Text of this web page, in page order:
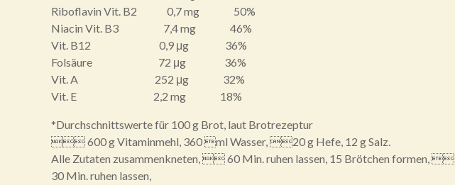
Riboflavin Vit. B2 0,7 mg 50%
Niacin Vit. B3 7,4 mg 46%
Vit. B12 0,9 μg 36%
Folsäure 72 μg 36%
Vit. A 252 μg 32%
Vit. E 2,2 mg 18%
*Durchschnittswerte für 100 g Brot, laut Brotrezeptur
 600 g Vitaminmehl, 360 ml Wasser, 20 g Hefe, 12 g Salz.
Alle Zutaten zusammenkneten,  60 Min. ruhen lassen, 15 Brötchen formen, 
30 Min. ruhen lassen,